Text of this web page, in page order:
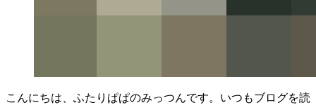
こんにちは、ふたりぱぱのみっつんです。いつもブログを読